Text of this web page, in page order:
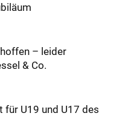
– leider
& Co.
für U19 und U17 des